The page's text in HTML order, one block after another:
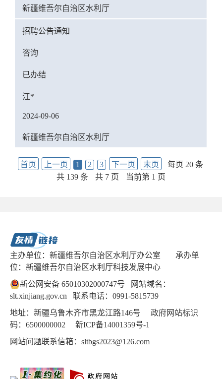
新疆维吾尔自治区水利厅
招聘公告通知
咨询
已办结
江*
2024-09-06
新疆维吾尔自治区水利厅
首页 上一页 1 2 3 下一页 末页
每页 20 条
共 139 条
共 7 页 当前第 1 页
主办单位：新疆维吾尔自治区水利厅办公室
承办单
位：新疆维吾尔自治区水利厅科技发展中心
新公网安备 65010302000747号 网站域名：
slt.xinjiang.gov.cn 联系电话：0991-5815739
地址：新疆乌鲁木齐市黑龙江路146号 政府网站标识
码：6500000002
新ICP备14001359号-1
网站问题联系信箱：sltbgs2023@126.com